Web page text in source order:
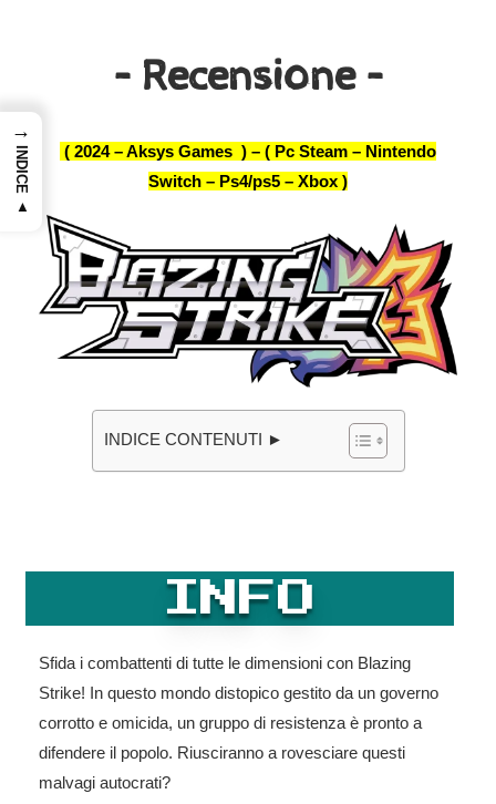
– Recensione –
( 2024 – Aksys Games ) – ( Pc Steam – Nintendo
Switch – Ps4/ps5 – Xbox )
INDICE CONTENUTI ►
INFO
Sfida i combattenti di tutte le dimensioni con Blazing
Strike! In questo mondo distopico gestito da un governo
corrotto e omicida, un gruppo di resistenza è pronto a
difendere il popolo. Riusciranno a rovesciare questi
malvagi autocrati?
→
INDICE ▲